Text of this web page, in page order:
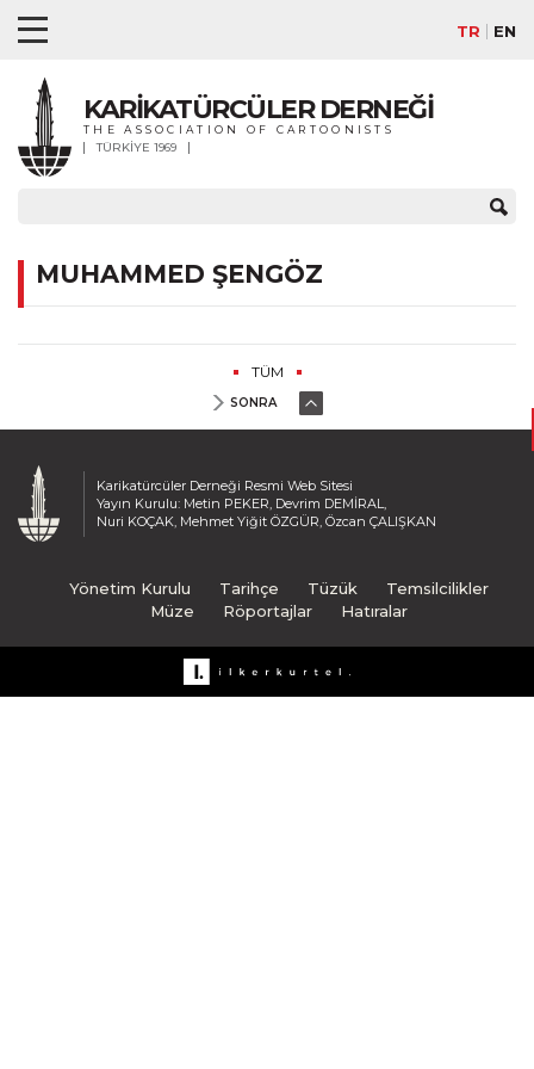
TR EN
KARİKATÜRCÜLER DERNEĞİ
THE ASSOCIATION OF CARTOONISTS
TÜRKİYE 1969
MUHAMMED ŞENGÖZ
TÜM
SONRA
Karikatürcüler Derneği Resmi Web Sitesi
Yayın Kurulu: Metin PEKER, Devrim DEMİRAL,
Nuri KOÇAK, Mehmet Yiğit ÖZGÜR, Özcan ÇALIŞKAN
Yönetim Kurulu Tarihçe Tüzük
Temsilcilikler
Müze
Röportajlar Hatıralar